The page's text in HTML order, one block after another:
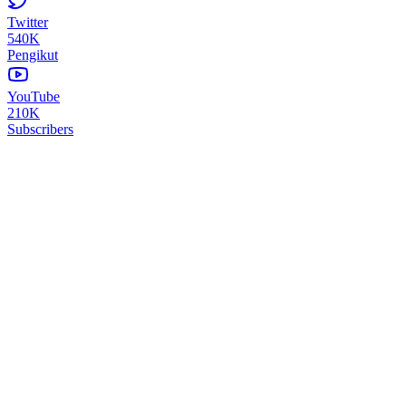
Twitter
540K
Pengikut
YouTube
210K
Subscribers